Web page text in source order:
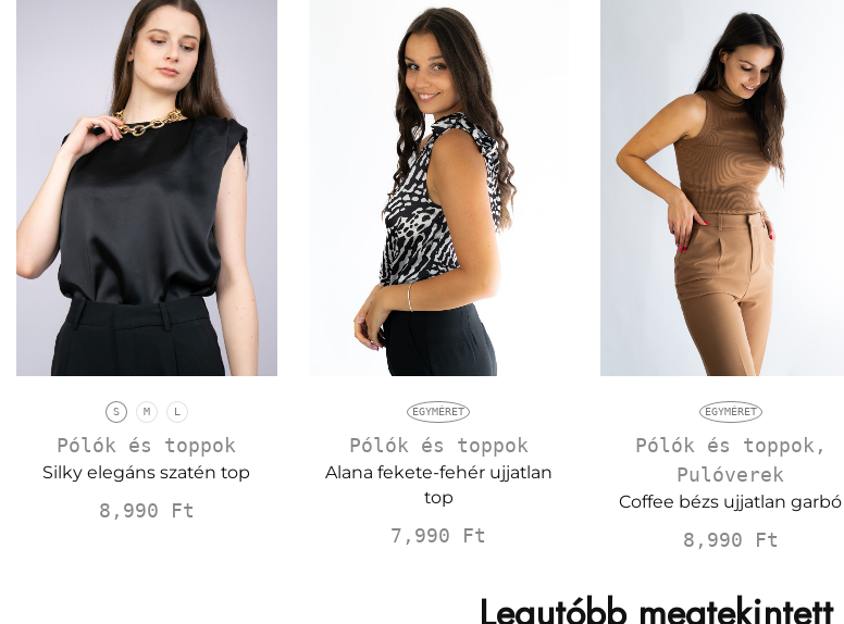
S M L
Pólók és toppok
Silky elegáns szatén top
8,990 Ft
EGYMÉRET
Pólók és toppok
Alana fekete-fehér ujjatlan
top
7,990 Ft
EGYMÉRET
Pólók és toppok,
Pulóverek
Coffee bézs ujjatlan garbó
8,990 Ft